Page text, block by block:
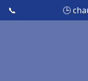
📞 🕒